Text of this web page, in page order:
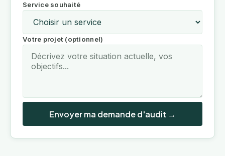
Service souhaité
Votre projet (optionnel)
Envoyer ma demande d'audit →